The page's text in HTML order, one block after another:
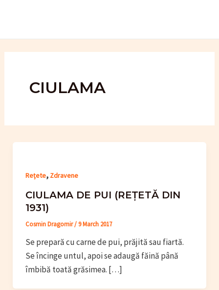
CIULAMA
Rețete, Zdravene
CIULAMA DE PUI (REȚETĂ DIN
1931)
Cosmin Dragomir/9 March 2017
Se prepară cu carne de pui, prăjită sau fiartă.
Se încinge untul, apoi se adaugă făină până
îmbibă toată grăsimea. […]